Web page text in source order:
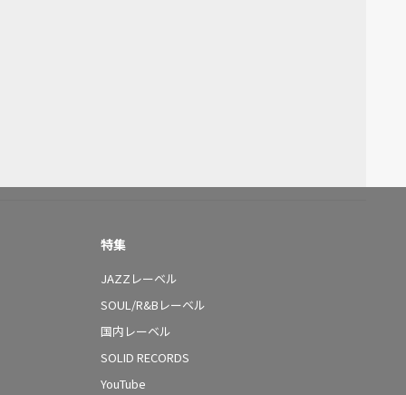
特集
JAZZレーベル
SOUL/R&Bレーベル
国内レーベル
SOLID RECORDS
YouTube